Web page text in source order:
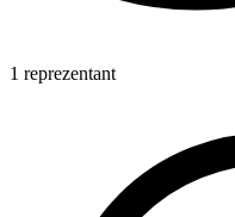
1 reprezentant